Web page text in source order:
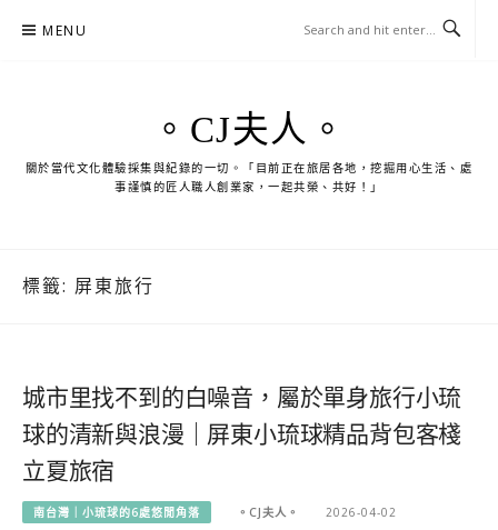
MENU
。CJ夫人。
關於當代文化體驗採集與紀錄的一切。「目前正在旅居各地，挖掘用心生活、處
事謹慎的匠人職人創業家，一起共榮、共好！」
標籤: 屏東旅行
城市里找不到的白噪音，屬於單身旅行小琉
球的清新與浪漫｜屏東小琉球精品背包客棧
立夏旅宿
南台灣｜小琉球的6處悠閒角落 。CJ夫人。 2026-04-02